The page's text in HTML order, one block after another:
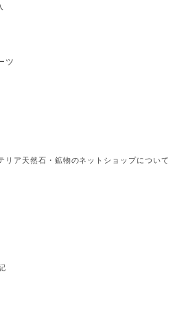
ツ
リア天然石・鉱物のネットショップについて